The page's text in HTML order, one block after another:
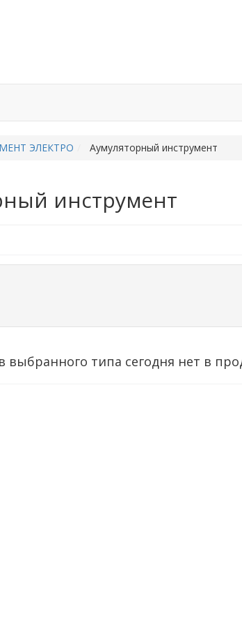
ЭЛЕКТРО Аумуляторный инструмент
инструмент
выбранного типа сегодня нет в